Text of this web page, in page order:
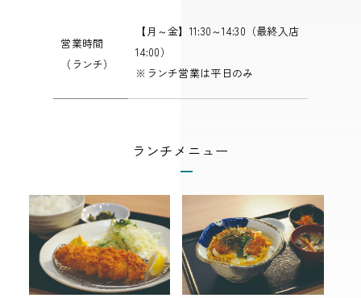
営業時間
（ランチ）
【月～金】11:30～14:30（最終入店
14:00）
※ランチ営業は平日のみ
ランチメニュー